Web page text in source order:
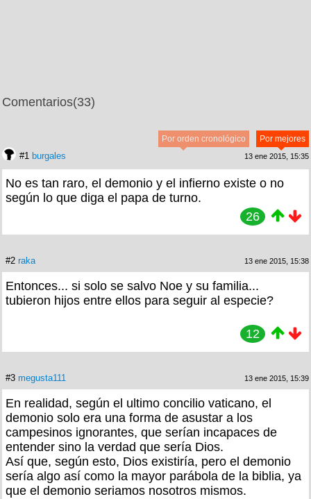
Comentarios(33)
Por mejores
Por orden cronológico
#1 burgales 13 ene 2015, 15:35
No es tan raro, el demonio y el infierno existe o no
según lo que diga el papa de turno.
26
#2 raka 13 ene 2015, 15:38
Entonces... si solo se salvo Noe y su familia...
tubieron hijos entre ellos para seguir al especie?
12
#3 megusta111 13 ene 2015, 15:39
En realidad, según el ultimo concilio vaticano, el
demonio solo era una forma de asustar a los
campesinos ignorantes, que serían incapaces de
entender sino la verdad que sería Dios.
Así que, según esto, Dios existiría, pero el demonio
sería algo así como la mayor parábola de la biblia, ya
que el demonio seriamos nosotros mismos.